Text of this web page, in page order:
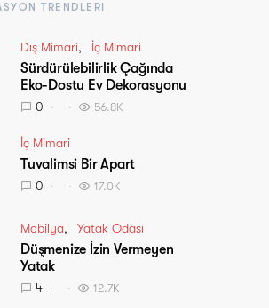
TRENDLERI
Dış Mimari İç Mimari
Sürdürülebilirlik Çağında
Eko-Dostu Ev Dekorasyonu
0 56.8K
İç Mimari
Tuvalimsi Bir Apart
0 17.0K
Mobilya Yatak Odası
Düşmenize İzin Vermeyen
Yatak
4 12.7K